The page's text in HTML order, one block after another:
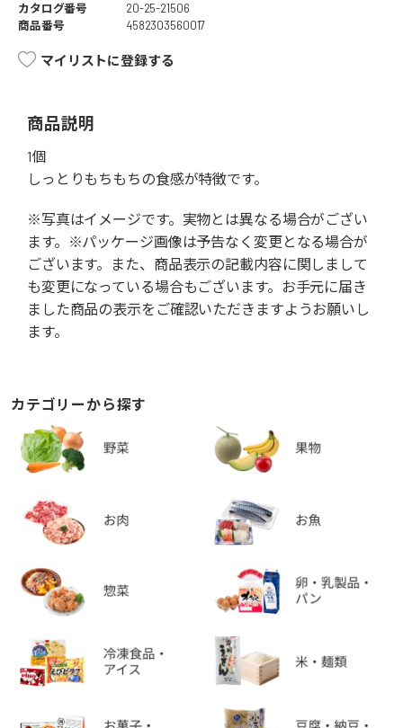
カタログ番号
20-25-21506
商品番号
4582303560017
マイリストに登録する
商品説明
1個
しっとりもちもちの食感が特徴です。
※写真はイメージです。実物とは異なる場合がござい
ます。※パッケージ画像は予告なく変更となる場合が
ございます。また、商品表示の記載内容に関しまして
も変更になっている場合もございます。お手元に届き
ました商品の表示をご確認いただきますようお願いし
ます。
カテゴリーから探す